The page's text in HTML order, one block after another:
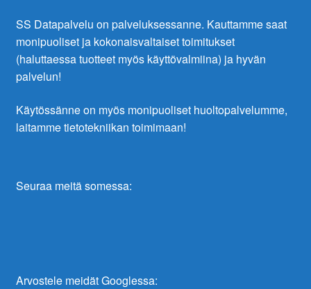
SS Datapalvelu on palveluksessanne. Kauttamme saat
monipuoliset ja kokonaisvaltaiset toimitukset
(haluttaessa tuotteet myös käyttövalmiina) ja hyvän
palvelun!
Käytössänne on myös monipuoliset huoltopalvelumme,
laitamme tietotekniikan toimimaan!
Seuraa meitä somessa:
Arvostele meidät Googlessa: